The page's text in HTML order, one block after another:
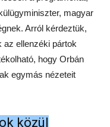
ezt lehet alapul
csinálnak. Holoda
államtitkára
is érdekében állna
jelölti vitán,
s ha a régit vágnák be,
azt tette hozzá,